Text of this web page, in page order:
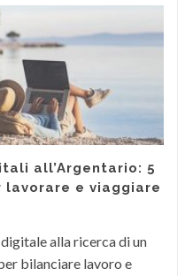
all’Argentario: 5
lavorare e viaggiare
digitale alla ricerca di un
bilanciare lavoro e